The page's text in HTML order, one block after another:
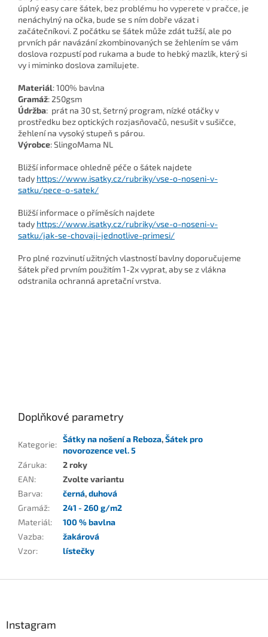
úplný easy care šátek, bez problému ho vyperete v pračce, je
nenáchylný na očka, bude se s ním dobře vázat i
začátečníkovi. Z počátku se šátek může zdát tužší, ale po
prvních pár navázání zkombinovaných se žehlením se vám
doslova rozpustí pod rukama a bude to hebký mazlík, který si
vy i miminko doslova zamilujete.
Materiál: 100% bavlna
Gramáž: 250gsm
Údržba: prát na 30 st, šetrný program, nízké otáčky v
prostředku bez optických rozjasňovačů, nesušit v sušičce,
žehlení na vysoký stupeň s párou.
Výrobce: SlingoMama NL
Bližší informace ohledně péče o šátek najdete
tady https://www.isatky.cz/rubriky/vse-o-noseni-v-
satku/pece-o-satek/
Bližší informace o příměsích najdete
tady https://www.isatky.cz/rubriky/vse-o-noseni-v-
satku/jak-se-chovaji-jednotlive-primesi/
Pro plné rozvinutí užitných vlastností bavlny doporučujeme
šátek před prvním použitím 1-2x vyprat, aby se z vlákna
odstranila ochranná apretační vrstva.
Doplňkové parametry
Kategorie:
Šátky na nošení a Reboza,Šátek pro
novorozence vel. 5
Záruka:
2 roky
EAN:
Zvolte variantu
Barva: černá,duhová
Gramáž:
241 - 260 g/m2
Materiál:
100 % bavlna
Vazba:
žakárová
Vzor: lístečky
Instagram